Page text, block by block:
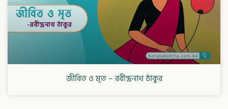
জীবিত ও মৃত – রবীন্দ্রনাথ ঠাকুর